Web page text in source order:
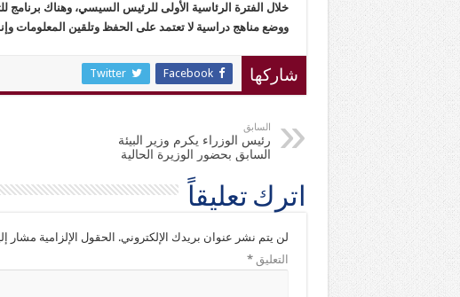
خلال الفترة الرئاسية الأولى للرئيس السيسي، وهناك برنامج
ووضع مناهج دراسية لا تعتمد على الحفظ وتلقين المعلومات
شاركها Facebook
Twitter
السابق
رئيس الوزراء يكرم وزير البيئة
السابق بحضور الوزيرة الحالية
اترك تعليقاً
لن يتم نشر عنوان بريدك الإلكتروني. الحقول الإلزامية مشار
التعليق*